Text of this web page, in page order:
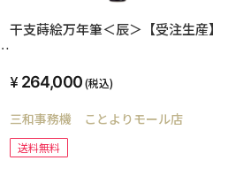
干支蒔絵万年筆＜辰＞【受注生産】
264,000(税込)
三和事務機 ことよりモール店
送料無料